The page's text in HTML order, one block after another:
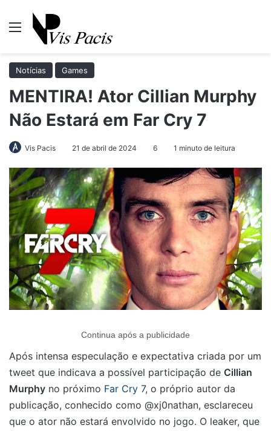
Menu
Notícias Games
MENTIRA! Ator Cillian Murphy
Não Estará em Far Cry 7
Vis Pacis 21 de abril de 2024 6 1 minuto de leitura
Continua após a publicidade
Após intensa especulação e expectativa criada por um
tweet que indicava a possível participação de Cillian
Murphy no próximo Far Cry 7, o próprio autor da
publicação, conhecido como @xj0nathan, esclareceu
que o ator não estará envolvido no jogo. O leaker, que